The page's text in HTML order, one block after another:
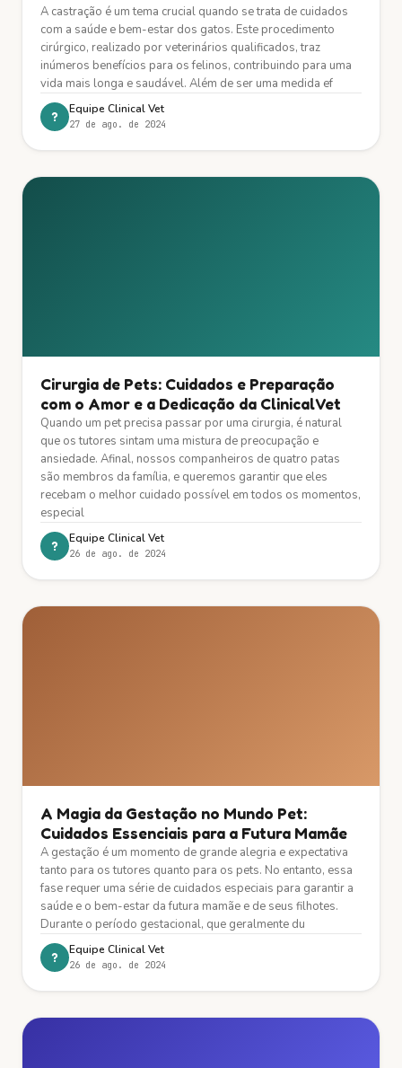
A castração é um tema crucial quando se trata de cuidados
com a saúde e bem-estar dos gatos. Este procedimento
cirúrgico, realizado por veterinários qualificados, traz
inúmeros benefícios para os felinos, contribuindo para uma
vida mais longa e saudável. Além de ser uma medida ef
? Equipe Clinical Vet
27 de ago. de 2024
Cirurgia de Pets: Cuidados e Preparação
com o Amor e a Dedicação da ClinicalVet
Quando um pet precisa passar por uma cirurgia, é natural
que os tutores sintam uma mistura de preocupação e
ansiedade. Afinal, nossos companheiros de quatro patas
são membros da família, e queremos garantir que eles
recebam o melhor cuidado possível em todos os momentos,
especial
? Equipe Clinical Vet
26 de ago. de 2024
A Magia da Gestação no Mundo Pet:
Cuidados Essenciais para a Futura Mamãe
A gestação é um momento de grande alegria e expectativa
tanto para os tutores quanto para os pets. No entanto, essa
fase requer uma série de cuidados especiais para garantir a
saúde e o bem-estar da futura mamãe e de seus filhotes.
Durante o período gestacional, que geralmente du
? Equipe Clinical Vet
26 de ago. de 2024